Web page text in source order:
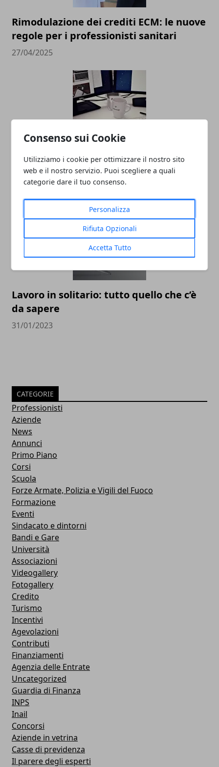
Consenso sui Cookie
Utilizziamo i cookie per ottimizzare il nostro sito
web e il nostro servizio. Puoi scegliere a quali
categorie dare il tuo consenso.
Personalizza
Rifiuta Opzionali
Accetta Tutto
Rimodulazione dei crediti ECM: le nuove
regole per i professionisti sanitari
27/04/2025
Social Media Marketing e Mondo del
Lavoro: Un'Analisi
31/07/2023
Lavoro in solitario: tutto quello che c’è
da sapere
31/01/2023
CATEGORIE
Professionisti
Aziende
News
Annunci
Primo Piano
Corsi
Scuola
Forze Armate, Polizia e Vigili del Fuoco
Formazione
Eventi
Sindacato e dintorni
Bandi e Gare
Università
Associazioni
Videogallery
Fotogallery
Credito
Turismo
Incentivi
Agevolazioni
Contributi
Finanziamenti
Agenzia delle Entrate
Uncategorized
Guardia di Finanza
INPS
Inail
Concorsi
Aziende in vetrina
Casse di previdenza
Il parere degli esperti